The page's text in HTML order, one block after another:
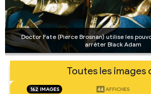
Doctor Fate (Pierce Brosnan) utilise les
arrêter Black Adam
Toutes les images
162 IMAGES 44 AFFICHES